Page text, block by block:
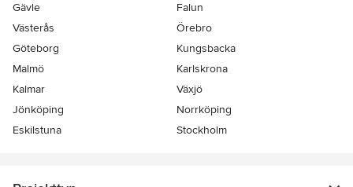
Gävle
Falun
Västerås
Örebro
Göteborg
Kungsbacka
Malmö
Karlskrona
Kalmar
Växjö
Jönköping
Norrköping
Eskilstuna
Stockholm